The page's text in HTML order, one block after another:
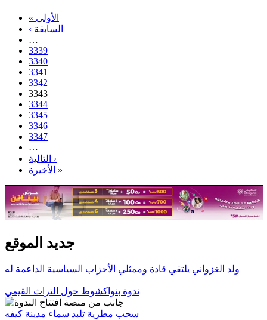
« الأولى
‹ السابقة
…
3339
3340
3341
3342
3343
3344
3345
3346
3347
…
التالية ›
الأخيرة »
جديد الموقع
ولد الغزواني يلتقي قادة وممثلي الأحزاب السياسية الداعمة له
ندوة بنواكشوط حول التراث القيمي
سحب مطرية تلبد سماء مدينة كيفه